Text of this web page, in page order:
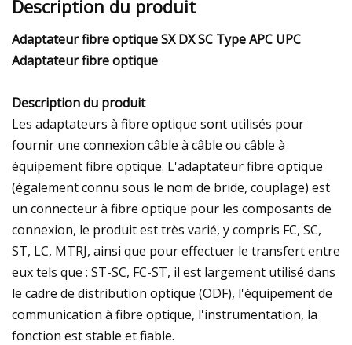
Description du produit
Adaptateur fibre optique SX DX SC Type APC UPC
Adaptateur fibre optique
Description du produit
Les adaptateurs à fibre optique sont utilisés pour
fournir une connexion câble à câble ou câble à
équipement fibre optique. L'adaptateur fibre optique
(également connu sous le nom de bride, couplage) est
un connecteur à fibre optique pour les composants de
connexion, le produit est très varié, y compris FC, SC,
ST, LC, MTRJ, ainsi que pour effectuer le transfert entre
eux tels que : ST-SC, FC-ST, il est largement utilisé dans
le cadre de distribution optique (ODF), l'équipement de
communication à fibre optique, l'instrumentation, la
fonction est stable et fiable.